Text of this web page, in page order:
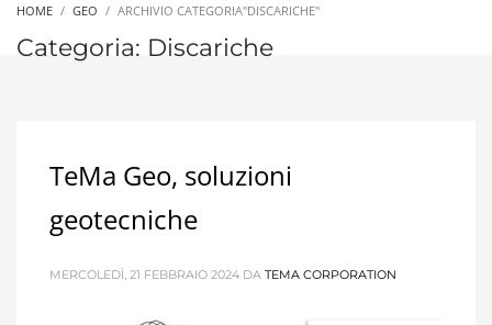
HOME GEO ARCHIVIO CATEGORIA"DISCARICHE"
Categoria: Discariche
TeMa Geo, soluzioni
geotecniche
MERCOLEDÌ, 21 FEBBRAIO 2024 DA TEMA CORPORATION